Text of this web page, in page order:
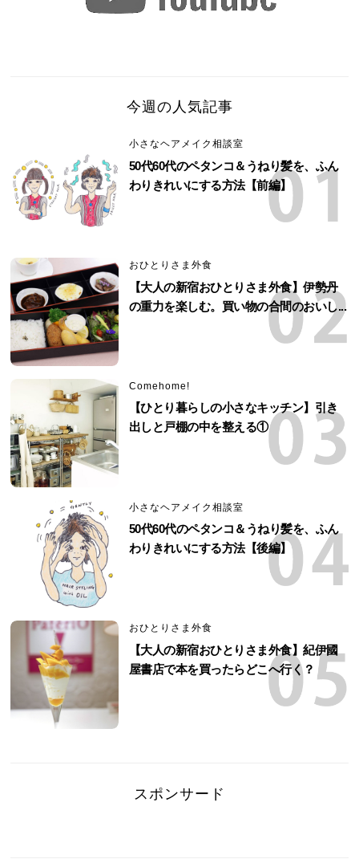
今週の人気記事
小さなヘアメイク相談室
50代60代のペタンコ＆うねり髪を、ふん
わりきれいにする方法【前編】
おひとりさま外食
【大人の新宿おひとりさま外食】伊勢丹
の重力を楽しむ。買い物の合間のおいし...
Comehome!
【ひとり暮らしの小さなキッチン】引き
出しと戸棚の中を整える①
小さなヘアメイク相談室
50代60代のペタンコ＆うねり髪を、ふん
わりきれいにする方法【後編】
おひとりさま外食
【大人の新宿おひとりさま外食】紀伊國
屋書店で本を買ったらどこへ行く？
スポンサード